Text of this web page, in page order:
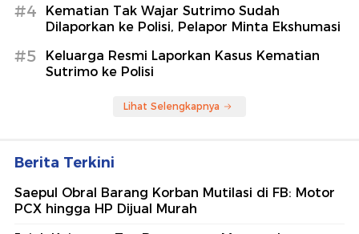
#4
Kematian Tak Wajar Sutrimo Sudah
Dilaporkan ke Polisi, Pelapor Minta Ekshumasi
#5
Keluarga Resmi Laporkan Kasus Kematian
Sutrimo ke Polisi
Lihat Selengkapnya
Berita Terkini
Saepul Obral Barang Korban Mutilasi di FB: Motor
PCX hingga HP Dijual Murah